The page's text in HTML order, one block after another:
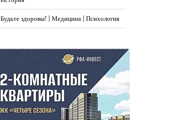
Будьте здоровы! | Медицина | Психология